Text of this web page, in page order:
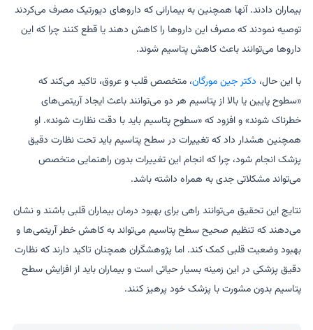
بیماران دادند. آنها همچنین به بیمارانی که داروهای دیورتیک مصرف می‌کردند
توصیه نمودند که مصرف این داروها را کاهش دهند یا قطع کنند چرا که این
داروها می‌توانند باعث کاهش پتاسیم شوند.
با این حال، دکتر جین مورگان، متخصص قلب و عروق، تاکید می‌کند که
«سطوح پایین یا بالا از پتاسیم هر دو می‌توانند باعث ایجاد آریتمی‌های
خطرناک شوند» و افزود که «سطوح پتاسیم باید با دقت نظارت شوند». او
همچنین هشدار داد که تغییرات در سطح پتاسیم باید تحت نظارت دقیق
پزشک انجام شود، چرا که انجام این تغییرات بدون راهنمایی متخصص
می‌تواند مشکلاتی جدی به همراه داشته باشد.
نتایج این تحقیق می‌توانند راهی برای بهبود درمان بیماران قلبی باشند و نشان
می‌دهند که تنظیم صحیح سطح پتاسیم می‌تواند به کاهش خطر آریتمی‌ها و
بهبود وضعیت قلبی کمک کند. اما پژوهشگران همچنان تاکید دارند که نظارت
دقیق پزشکی در این زمینه بسیار حیاتی است و بیماران باید از افزایش سطح
پتاسیم بدون مشورت با پزشک خود پرهیز کنند.